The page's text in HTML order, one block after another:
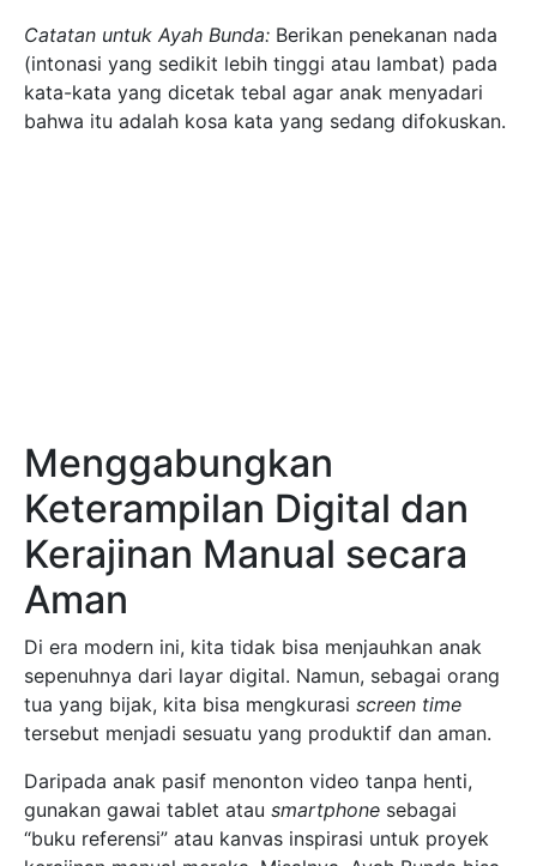
Catatan untuk Ayah Bunda: Berikan penekanan nada
(intonasi yang sedikit lebih tinggi atau lambat) pada
kata-kata yang dicetak tebal agar anak menyadari
bahwa itu adalah kosa kata yang sedang difokuskan.
Menggabungkan
Keterampilan Digital dan
Kerajinan Manual secara
Aman
Di era modern ini, kita tidak bisa menjauhkan anak
sepenuhnya dari layar digital. Namun, sebagai orang
tua yang bijak, kita bisa mengkurasi screen time
tersebut menjadi sesuatu yang produktif dan aman.
Daripada anak pasif menonton video tanpa henti,
gunakan gawai tablet atau smartphone sebagai
“buku referensi” atau kanvas inspirasi untuk proyek